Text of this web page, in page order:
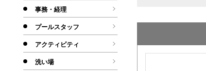
事務・経理
プールスタッフ
アクティビティ
洗い場